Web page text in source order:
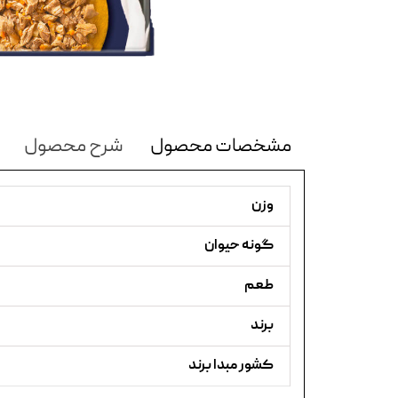
مشخصات محصول شرح محصول
وزن
گونه حیوان
طعم
برند
کشور مبدا برند